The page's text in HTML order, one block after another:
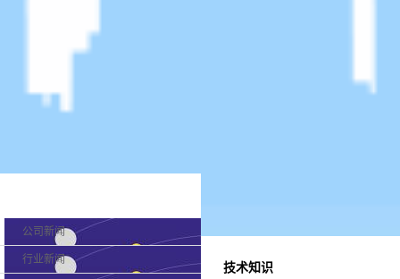
公司新闻
行业新闻
技术知识